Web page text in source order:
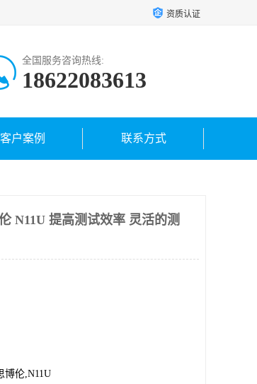
资质认证
全国服务咨询热线:
18622083613
客户案例 联系方式
N11U 提高测试效率 灵活的测
博伦,N11U